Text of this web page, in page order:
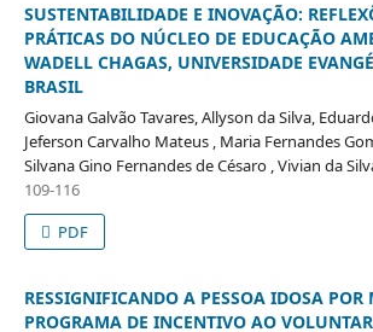
SUSTENTABILIDADE E INOVAÇÃO:
PRÁTICAS DO NÚCLEO DE EDUCAÇÃO
WADELL CHAGAS, UNIVERSIDADE
BRASIL
Giovana Galvão Tavares, Allyson da Silva,
Jeferson Carvalho Mateus , Maria Fernandes
Silvana Gino Fernandes de Césaro , Vivian da
109-116
PDF
RESSIGNIFICANDO A PESSOA IDOSA POR
PROGRAMA DE INCENTIVO AO